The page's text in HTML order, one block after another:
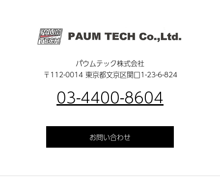
パウムテック株式会社
〒112-0014 東京都文京区関口1-23-6-824
03-4400-8604
お問い合わせ